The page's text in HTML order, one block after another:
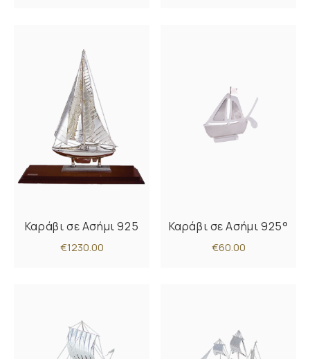
Καράβι σε Ασήμι 925
€1230.00
Καράβι σε Ασήμι 925°
€60.00